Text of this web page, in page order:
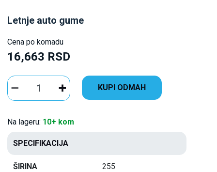
Letnje auto gume
Cena po komadu
16,663 RSD
KUPI ODMAH
Na lageru: 10+ kom
SPECIFIKACIJA
ŠIRINA 255